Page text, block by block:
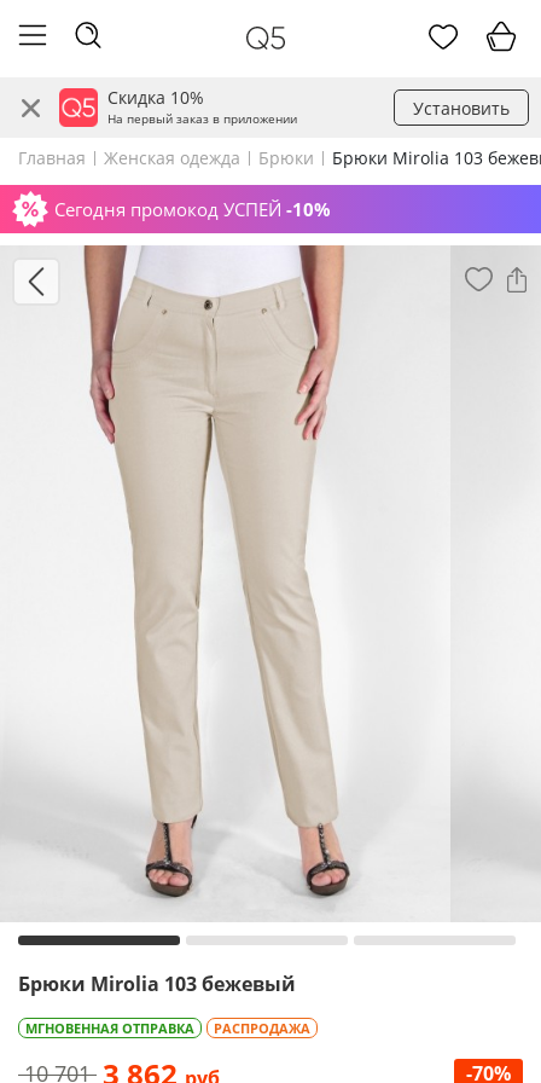
Скидка 10%
На первый заказ в приложении Установить
Главная Женская одежда Брюки Брюки Mirolia 103
Сегодня промокод УСПЕЙ -10%
Брюки Mirolia 103 бежевый
МГНОВЕННАЯ ОТПРАВКА РАСПРОДАЖА
10 701 3 862 -70%